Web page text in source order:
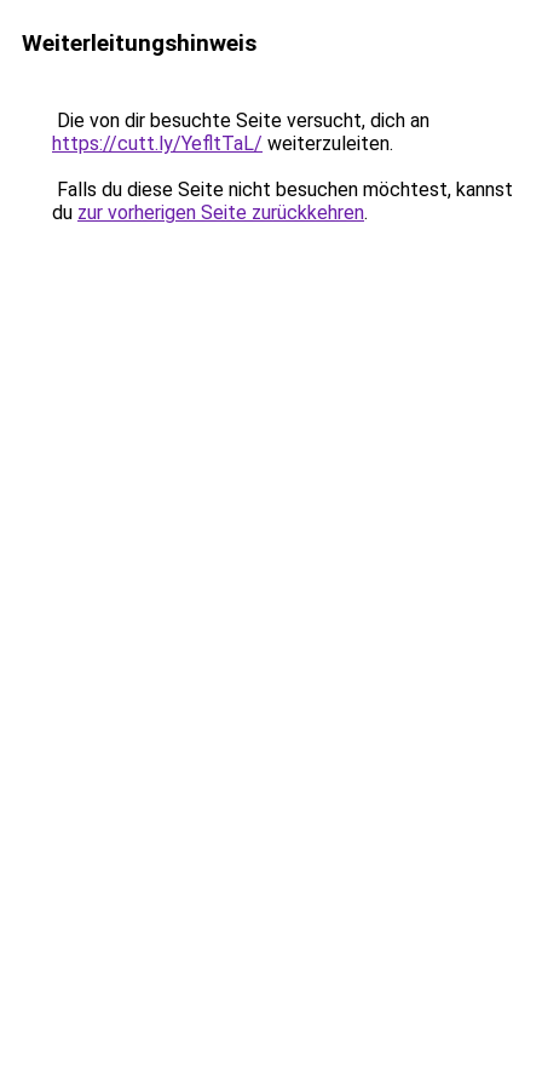
Weiterleitungshinweis
Die von dir besuchte Seite versucht, dich an
https://cutt.ly/YefltTaL/ weiterzuleiten.
Falls du diese Seite nicht besuchen möchtest, kannst
du zur vorherigen Seite zurückkehren.